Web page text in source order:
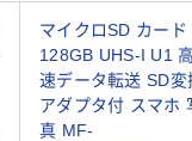
マイクロSD カード
128GB UHS-I U1 高
速データ転送 SD変
アダプタ付 スマホ
真 MF-